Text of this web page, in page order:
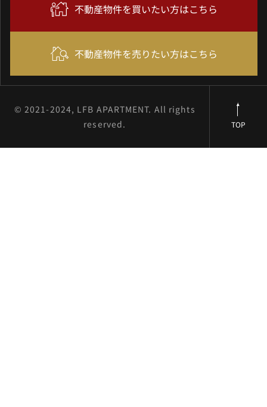
不動産物件を買いたい方はこちら
不動産物件を売りたい方はこちら
© 2021-2024, LFB APARTMENT. All rights
reserved.
TOP